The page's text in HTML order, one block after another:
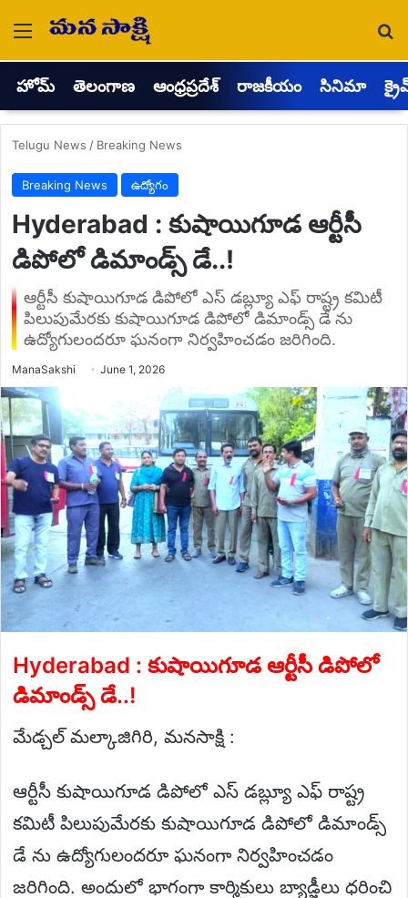
Menu
హోమ్ తెలంగాణ ఆంధ్రప్రదేశ్ రాజకీయం సినిమా
Telugu News / Breaking News
Breaking News ఉద్యోగం
Hyderabad : కుషాయిగూడ ఆర్టీసీ
డిపోలో డిమాండ్స్ డే..!
ఆర్టీసీ కుషాయిగూడ డిపోలో ఎస్ డబ్ల్యూ ఎఫ్ రాష్ట్ర కమిటీ
పిలుపుమేరకు కుషాయిగూడ డిపోలో డిమాండ్స్ డే ను
ఉద్యోగులందరూ ఘనంగా నిర్వహించడం జరిగింది.
ManaSakshi Send June 1, 2026
Hyderabad : కుషాయిగూడ ఆర్టీసీ డిపోలో
డిమాండ్స్ డే..!
మేడ్చల్ మల్కాజిగిరి, మనసాక్షి :
ఆర్టీసీ కుషాయిగూడ డిపోలో ఎస్ డబ్ల్యూ ఎఫ్ రాష్ట్ర
కమిటీ పిలుపుమేరకు కుషాయిగూడ డిపోలో డిమాండ్స్
డే ను ఉద్యోగులందరూ ఘనంగా నిర్వహించడం
జరిగింది. అందులో భాగంగా కార్మికులు బ్యాడ్జీలు ధరించి